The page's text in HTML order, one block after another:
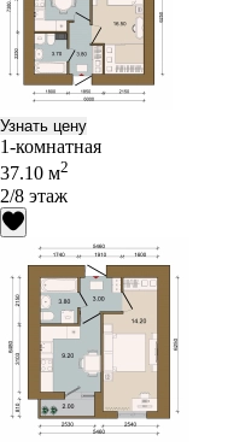
Узнать цену
1-комнатная
37.10 м2
2/8 этаж